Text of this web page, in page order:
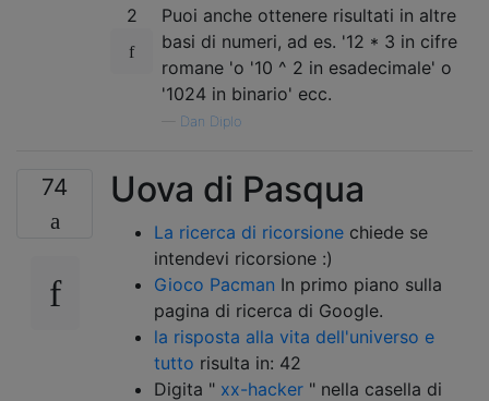
2
Puoi anche ottenere risultati in altre
basi di numeri, ad es. '12 * 3 in cifre
romane 'o '10 ^ 2 in esadecimale' o
'1024 in binario' ecc.
Dan Diplo
74 Uova di Pasqua
La ricerca di ricorsione chiede se
intendevi ricorsione :)
Gioco Pacman In primo piano sulla
pagina di ricerca di Google.
la risposta alla vita dell'universo e
tutto risulta in: 42
Digita " xx-hacker " nella casella di